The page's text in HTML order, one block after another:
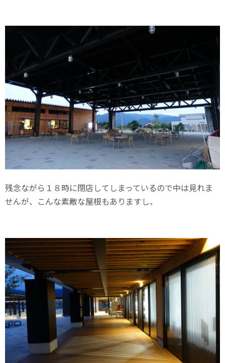
残念ながら１８時に閉店してしまっているので中は見れま
せんが、こんな素敵な屋根もありますし、